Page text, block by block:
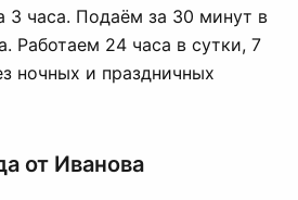
3 часа. Подаём за 30 минут в
Работаем 24 часа в сутки, 7
ночных и праздничных
от Иванова